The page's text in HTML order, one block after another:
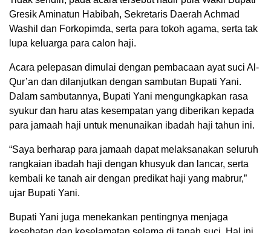
Gresik Aminatun Habibah, Sekretaris Daerah Achmad
Washil dan Forkopimda, serta para tokoh agama, serta tak
lupa keluarga para calon haji.
Acara pelepasan dimulai dengan pembacaan ayat suci Al-
Qur’an dan dilanjutkan dengan sambutan Bupati Yani.
Dalam sambutannya, Bupati Yani mengungkapkan rasa
syukur dan haru atas kesempatan yang diberikan kepada
para jamaah haji untuk menunaikan ibadah haji tahun ini.
“Saya berharap para jamaah dapat melaksanakan seluruh
rangkaian ibadah haji dengan khusyuk dan lancar, serta
kembali ke tanah air dengan predikat haji yang mabrur,”
ujar Bupati Yani.
Bupati Yani juga menekankan pentingnya menjaga